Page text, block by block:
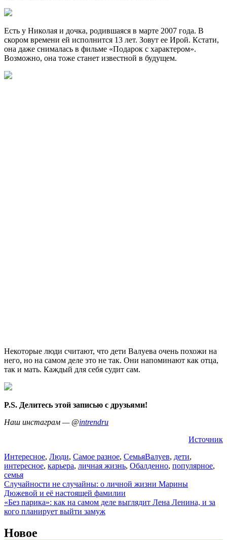
Есть у Николая и дочка, родившаяся в марте 2007 года. В
скором времени ей исполнится 13 лет. Зовут ее Ирой. Кстати,
она даже снималась в фильме «Подарок с характером».
Возможно, она тоже станет известной в будущем.
Некоторые люди считают, что дети Валуева очень похожи на
него, но на самом деле это не так. Они напоминают как отца,
так и мать. Каждый для себя судит сам.
P.S. Делитесь этой записью с друзьями!
Наш инстаграм — @intrendru
Источник
Интересное, Люди, Самое разное, СемьяВалуев, дети,
интересное, карьера, личная жизнь, Обалденно, популярное,
семья
Навигация
по
записям
Случайности не случайны: о личной жизни Марины
Дюжевой и её настоящей фамилии
«Без парика»: как на самом деле выглядит Лена Ленина, и за
кого планирует выйти замуж
Новое